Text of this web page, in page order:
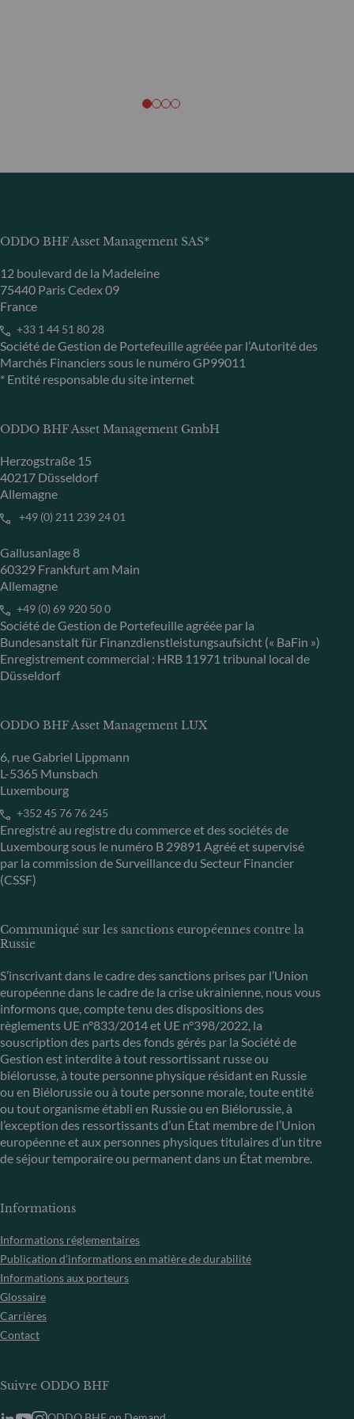
ODDO BHF Asset Management SAS*
12 boulevard de la Madeleine
75440 Paris Cedex 09
France
+33 1 44 51 80 28
Société de Gestion de Portefeuille agréée par l’Autorité des
Marchés Financiers sous le numéro GP99011
* Entité responsable du site internet
ODDO BHF Asset Management GmbH
Herzogstraße 15
40217 Düsseldorf
Allemagne
+49 (0) 211 239 24 01
Gallusanlage 8
60329 Frankfurt am Main
Allemagne
+49 (0) 69 920 50 0
Société de Gestion de Portefeuille agréée par la
Bundesanstalt für Finanzdienstleistungsaufsicht (« BaFin »)
Enregistrement commercial : HRB 11971 tribunal local de
Düsseldorf
ODDO BHF Asset Management LUX
6, rue Gabriel Lippmann
L-5365 Munsbach
Luxembourg
+352 45 76 76 245
Enregistré au registre du commerce et des sociétés de
Luxembourg sous le numéro B 29891 Agréé et supervisé
par la commission de Surveillance du Secteur Financier
(CSSF)
Communiqué sur les sanctions européennes contre la
Russie
S’inscrivant dans le cadre des sanctions prises par l’Union
européenne dans le cadre de la crise ukrainienne, nous vous
informons que, compte tenu des dispositions des
règlements UE n°833/2014 et UE n°398/2022, la
souscription des parts des fonds gérés par la Société de
Gestion est interdite à tout ressortissant russe ou
biélorusse, à toute personne physique résidant en Russie
ou en Biélorussie ou à toute personne morale, toute entité
ou tout organisme établi en Russie ou en Biélorussie, à
l’exception des ressortissants d’un État membre de l’Union
européenne et aux personnes physiques titulaires d’un titre
de séjour temporaire ou permanent dans un État membre.
Informations
Informations réglementaires
Publication d’informations en matière de durabilité
Informations aux porteurs
Glossaire
Carrières
Contact
Suivre ODDO BHF